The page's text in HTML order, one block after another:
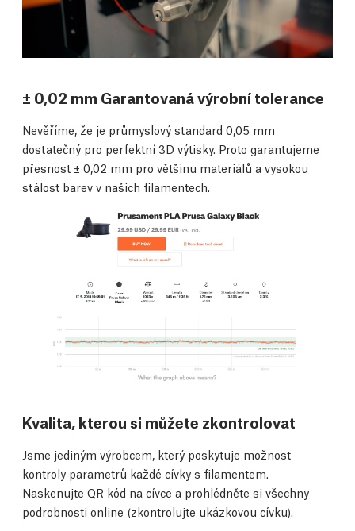
± 0,02 mm Garantovaná výrobní tolerance
Nevěříme, že je průmyslový standard 0,05 mm
dostatečný pro perfektní 3D výtisky. Proto garantujeme
přesnost ± 0,02 mm pro většinu materiálů a vysokou
stálost barev v našich filamentech.
Kvalita, kterou si můžete zkontrolovat
Jsme jediným výrobcem, který poskytuje možnost
kontroly parametrů každé cívky s filamentem.
Naskenujte QR kód na cívce a prohlédněte si všechny
podrobnosti online (zkontrolujte ukázkovou cívku).